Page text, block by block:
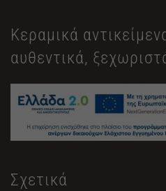
Κεραμικά
αυθεντικά,
Σχετικά